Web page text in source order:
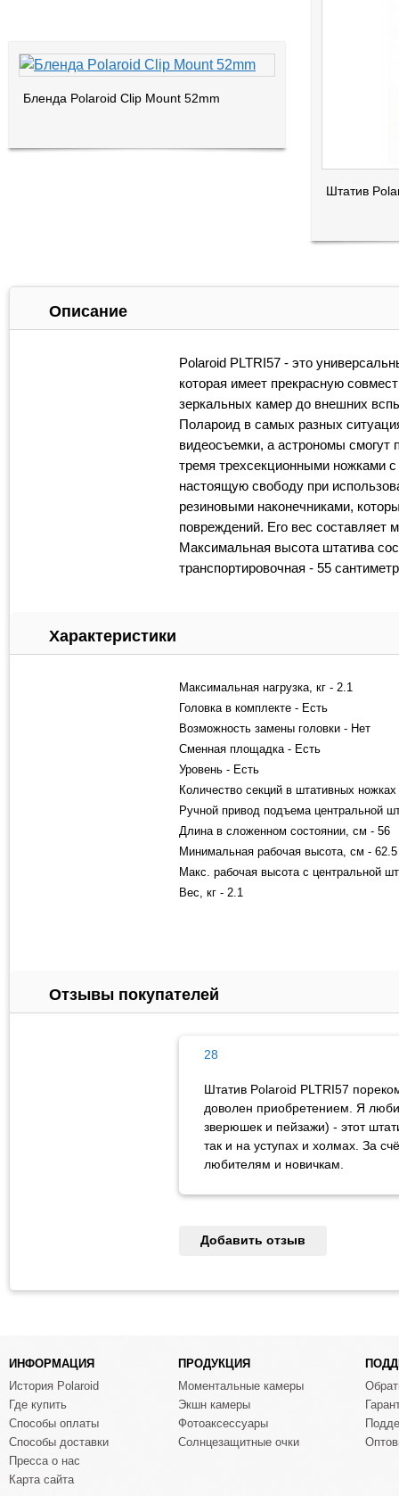
Бленда Polaroid Clip Mount 52mm
Штатив
Описание
Polaroid PLTRI57 - это
которая имеет прекрасную
зеркальных камер до внешних
Полароид в самых разных
видеосъемки, а астрономы смогут
тремя трехсекционными ножками
настоящую свободу при
резиновыми наконечниками,
повреждений. Его вес
Максимальная высота штатива
транспортировочная - 55
Характеристики
Максимальная нагрузка, кг - 2.1
Головка в комплекте - Есть
Возможность замены головки - Нет
Сменная площадка - Есть
Уровень - Есть
Количество секций в штативных ножках
Ручной привод подъема центральной
Длина в сложенном состоянии, см - 56
Минимальная рабочая высота, см - 62.5
Макс. рабочая высота с центральной
Вес, кг - 2.1
Отзывы покупателей
28
Штатив Polaroid PLTRI57
доволен приобретением. Я
зверюшек и пейзажи) - этот
так и на уступах и холмах. За
любителям и новичкам.
Добавить отзыв
ИНФОРМАЦИЯ
История Polaroid
Где купить
Способы оплаты
Способы доставки
Пресса о нас
Карта сайта
ПРОДУКЦИЯ
Моментальные камеры
Экшн камеры
Фотоаксессуары
Солнцезащитные очки